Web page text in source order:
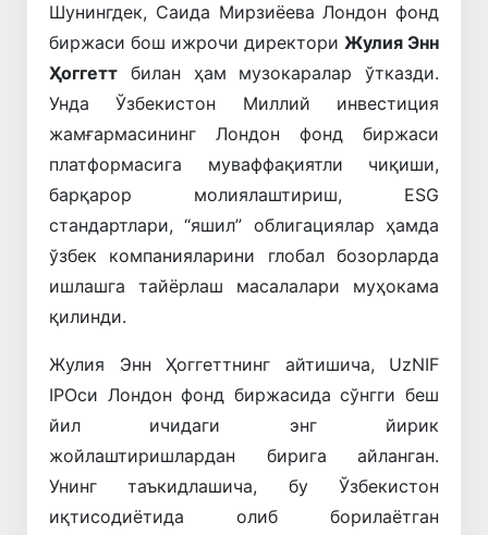
Шунингдек, Саида Мирзиёева Лондон фонд
биржаси бош ижрочи директори Жулия Энн
Ҳоггетт билан ҳам музокаралар ўтказди.
Унда Ўзбекистон Миллий инвестиция
жамғармасининг Лондон фонд биржаси
платформасига муваффақиятли чиқиши,
барқарор молиялаштириш, ESG
стандартлари, “яшил” облигациялар ҳамда
ўзбек компанияларини глобал бозорларда
ишлашга тайёрлаш масалалари муҳокама
қилинди.
Жулия Энн Ҳоггеттнинг айтишича, UzNIF
IPOси Лондон фонд биржасида сўнгги беш
йил ичидаги энг йирик
жойлаштиришлардан бирига айланган.
Унинг таъкидлашича, бу Ўзбекистон
иқтисодиётида олиб борилаётган